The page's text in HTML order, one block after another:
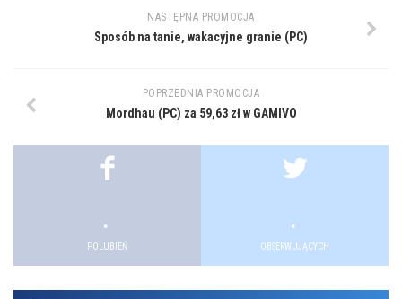
NASTĘPNA PROMOCJA
Sposób na tanie, wakacyjne granie (PC)
POPRZEDNIA PROMOCJA
Mordhau (PC) za 59,63 zł w GAMIVO
..
POLUBIEŃ
.
OBSERWUJĄCYCH